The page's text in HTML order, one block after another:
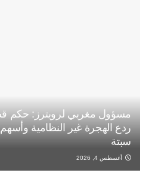
مسؤول مغربي لرويترز: حكم
ردع الهجرة غير النظامية
سبتة
أغسطس 4, 2026